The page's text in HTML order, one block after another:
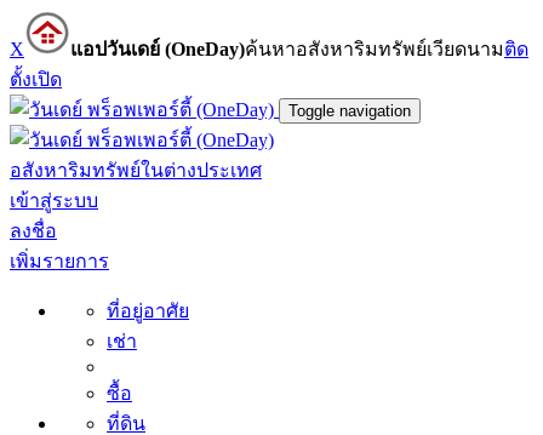
X แอปวันเดย์ (OneDay)ค้นหาอสังหาริมทรัพย์เวียดนามติด
ตั้งเปิด
Toggle navigation
อสังหาริมทรัพย์ในต่างประเทศ
เข้าสู่ระบบ
ลงชื่อ
เพิ่มรายการ
ที่อยู่อาศัย
เช่า
ซื้อ
ที่ดิน